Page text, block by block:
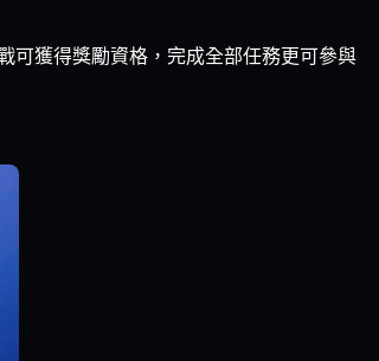
可獲得獎勵資格，完成全部任務更可參與